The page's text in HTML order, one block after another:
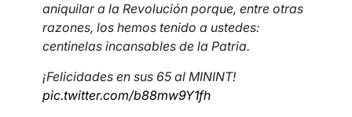
aniquilar a la Revolución porque, entre otras
razones, los hemos tenido a ustedes:
centinelas incansables de la Patria.
¡Felicidades en sus 65 al MININT!
pic.twitter.com/b88mw9Y1fh